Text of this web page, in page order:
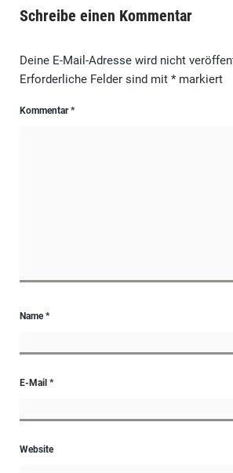
Schreibe einen Kommentar
Deine E-Mail-Adresse wird nicht
Erforderliche Felder sind mit *markiert
Kommentar*
Name*
E-Mail *
Website